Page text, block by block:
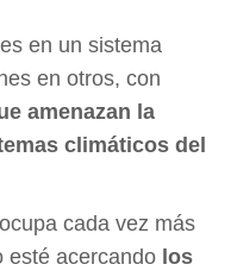
en un sistema
en otros, con
amenazan la
climáticos del
cada vez más
esté acercando los